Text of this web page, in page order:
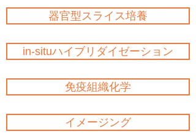
器官型スライス培養
in-situハイブリダイゼーション
免疫組織化学
イメージング